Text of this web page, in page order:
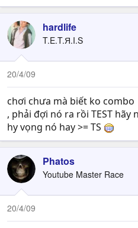
hardlife
T.E.T.Я.I.S
20/4/09
chơi chưa mà biết ko combo
, phải đợi nó ra rồi TEST hãy
hy vọng nó hay >= TS
Phatos
Youtube Master Race
20/4/09